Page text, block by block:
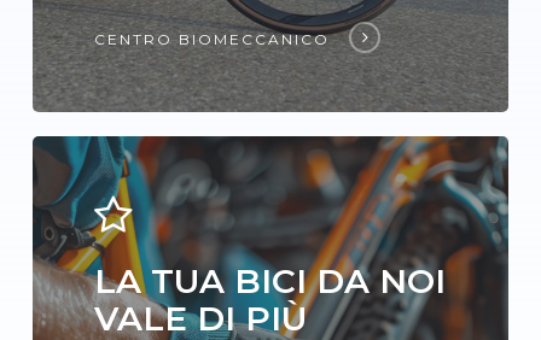
CENTRO BIOMECCANICO
LA TUA BICI DA NOI
VALE DI PIÙ